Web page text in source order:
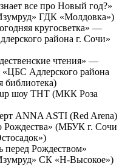
все про Новый год?»
ГДК «Молдовка»)
кругосветка» —
района г. Сочи»
чтения» —
Адлерского района
библиотека)
шоу ТНТ (МКК Роза
ANNA ASTI (Red Arena)
Рождества» (МБУК г. Сочи
перед Рождеством»
СК «Н-Высокое»)